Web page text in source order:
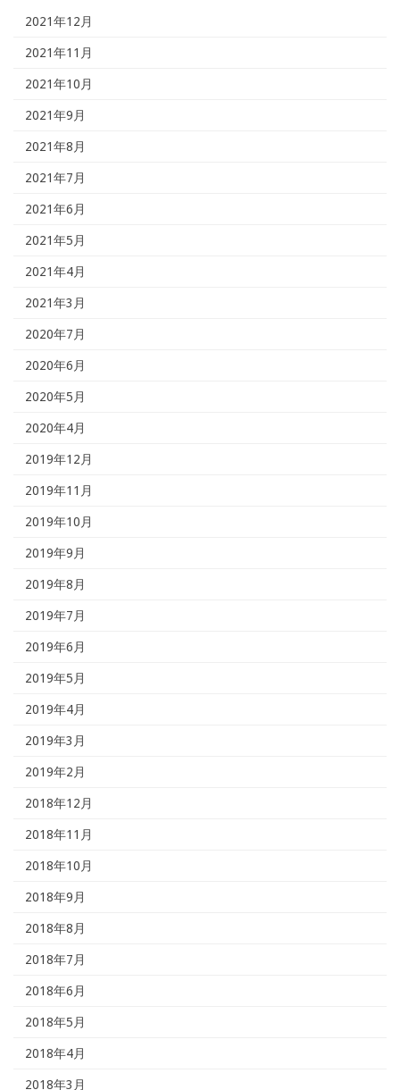
2021年12月
2021年11月
2021年10月
2021年9月
2021年8月
2021年7月
2021年6月
2021年5月
2021年4月
2021年3月
2020年7月
2020年6月
2020年5月
2020年4月
2019年12月
2019年11月
2019年10月
2019年9月
2019年8月
2019年7月
2019年6月
2019年5月
2019年4月
2019年3月
2019年2月
2018年12月
2018年11月
2018年10月
2018年9月
2018年8月
2018年7月
2018年6月
2018年5月
2018年4月
2018年3月